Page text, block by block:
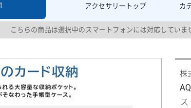
アクセサリー トップ カ
こちらの商品は選択中のスマートフォンには対応していま
株
ス